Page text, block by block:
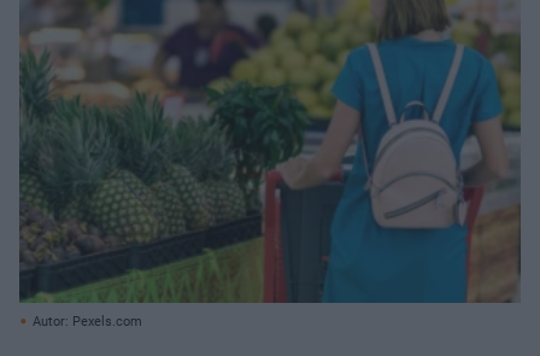
Autor: Pexels.com